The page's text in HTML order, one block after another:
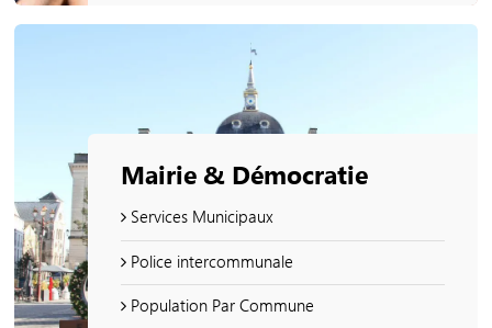
Mairie & Démocratie
Services Municipaux
Police intercommunale
Population Par Commune